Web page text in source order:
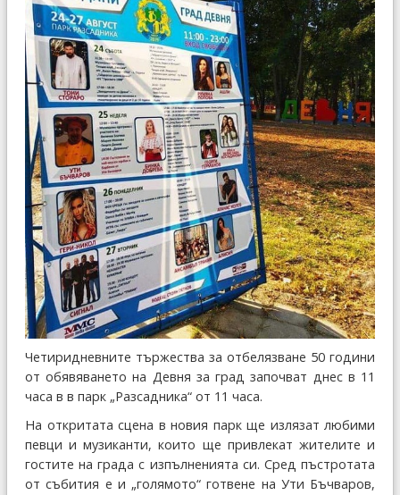
Четиридневните тържества за отбелязване 50 години
от обявяването на Девня за град започват днес в 11
часа в в парк „Разсадника“ от 11 часа.
На откритата сцена в новия парк ще излязат любими
певци и музиканти, които ще привлекат жителите и
гостите на града с изпълненията си. Сред пъстротата
от събития е и „голямото“ готвене на Ути Бъчваров,